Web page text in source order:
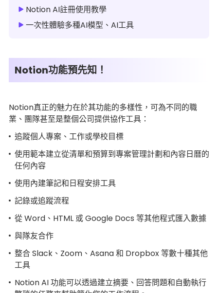
Notion AI註冊使用教學
一次性體驗多種AI模型、AI工具
Notion功能預先知！
Notion真正的魅力在於其功能的多樣性，可為不同的職
業、團隊甚至是整個公司提供協作工具：
追蹤個人專案、工作或學校目標
使用範本建立從清單和預算到專案管理計劃和內容日曆的
任何內容
使用內建筆記和日程安排工具
記錄或追蹤流程
從 Word、HTML 或 Google Docs 等其他程式匯入數據
與隊友合作
整合 Slack、Zoom、Asana 和 Dropbox 等數十種其他
工具
Notion AI 功能可以透過建立摘要、回答問題和自動執行